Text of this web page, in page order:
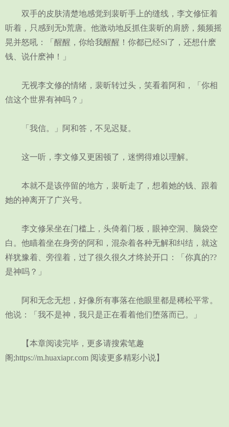
双手的皮肤清楚地感觉到裴昕手上的缝线，李文修怔着
听着，只感到无b荒唐。他激动地反抓住裴昕的肩膀，频频摇
晃并怒吼：「醒醒，你给我醒醒！你都已经Si了，还想什麽
钱、说什麽神！」
无视李文修的情绪，裴昕转过头，笑看着阿和，「你相
信这个世界有神吗？」
「我信。」阿和答，不见迟疑。
这一听，李文修又更困顿了，迷惘得难以理解。
本就不是该停留的地方，裴昕走了，想着她的钱、跟着
她的神离开了广兴号。
李文修呆坐在门槛上，头倚着门板，眼神空洞、脑袋空
白。他瞄着坐在身旁的阿和，混杂着各种无解和纠结，就这
样犹豫着、旁徨着，过了很久很久才终於开口：「你真的??
是神吗？」
阿和无念无想，好像所有事落在他眼里都是稀松平常。
他说：「我不是神，我只是正在看着他们堕落而已。」
【本章阅读完毕，更多请搜索笔趣
阁;https://m.huaxiapr.com 阅读更多精彩小说】